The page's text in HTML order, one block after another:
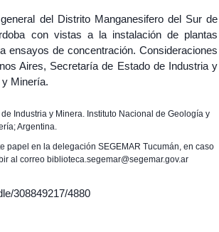
del Distrito Manganesifero del Sur de
con vistas a la instalación de plantas
ensayos de concentración. Consideraciones
Aires, Secretaría de Estado de Industria y
Minería.
Industria y Minera. Instituto Nacional de Geología y
Argentina.
papel en la delegación SEGEMAR Tucumán, en caso
al correo biblioteca.segemar@segemar.gov.ar
308849217/4880